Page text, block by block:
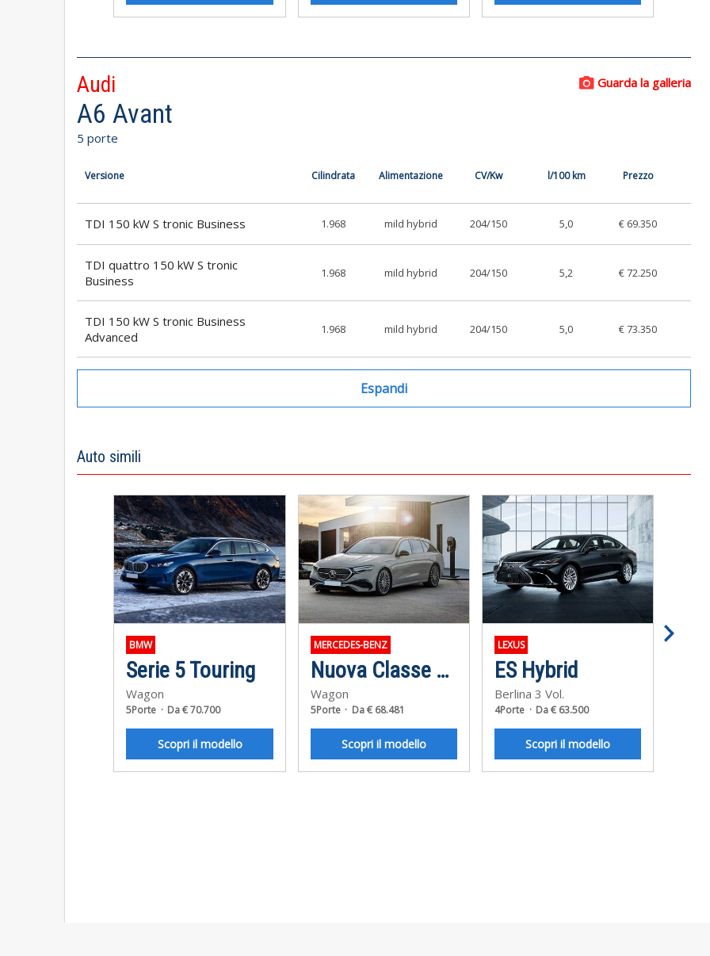
Audi
A6 Avant
5 porte
Guarda la galleria
Versione Cilindrata Alimentazione CV/Kw l/100 km Prezzo
TDI 150 kW S tronic Business 1.968 mild hybrid 204/150 5,0 € 69.350
TDI quattro 150 kW S tronic
Business
1.968 mild hybrid 204/150 5,2 € 72.250
TDI 150 kW S tronic Business
Advanced
1.968 mild hybrid 204/150 5,0 € 73.350
Espandi
Auto simili
BMW
Serie 5 Touring
Wagon
5Porte Da € 70.700
Scopri il modello
MERCEDES-BENZ
Nuova Classe E Station Wagon
Wagon
5Porte Da € 68.481
Scopri il modello
LEXUS
ES Hybrid
Berlina 3 Vol.
4Porte Da € 63.500
Scopri il modello